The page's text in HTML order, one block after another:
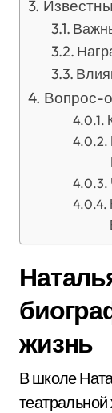
Вопрос-
жизнь
В школе